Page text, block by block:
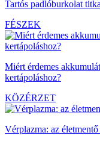
Tartós padlóburkolat
FÉSZEK
Miért érdemes
kertápoláshoz?
KÖZÉRZET
Vérplazma: az